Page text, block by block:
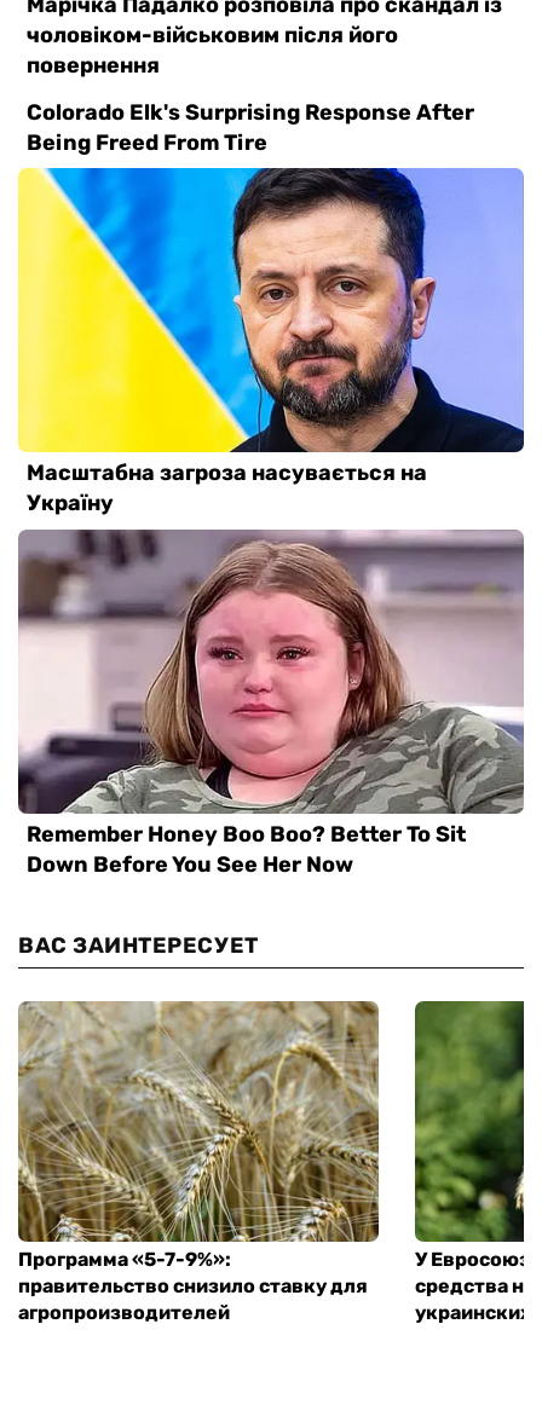
ВАС ЗАИНТЕРЕСУЕТ
Программа «5-7-9%»:
правительство снизило ставку для
агропроизводителей
У
средства